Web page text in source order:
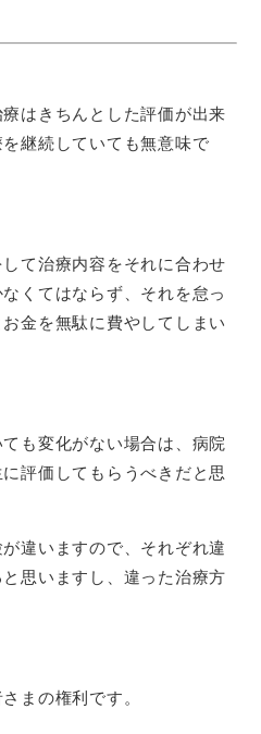
はきちんとした評価が出来
継続していても無意味で
て治療内容をそれに合わせ
くてはならず、それを怠っ
金を無駄に費やしてしまい
も変化がない場合は、病院
評価してもらうべきだと思
違いますので、それぞれ違
思いますし、違った治療方
まの権利です。